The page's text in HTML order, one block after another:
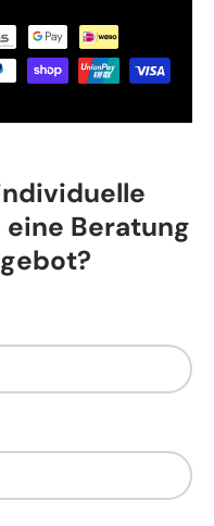
Beratung